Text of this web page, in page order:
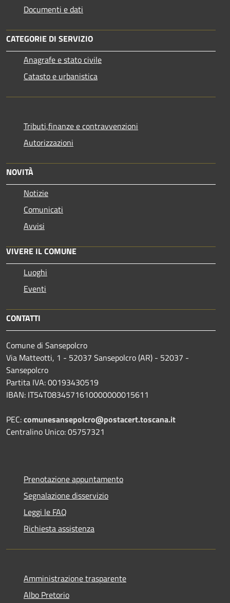
Documenti e dati
CATEGORIE DI SERVIZIO
Anagrafe e stato civile
Catasto e urbanistica
Tributi,finanze e contravvenzioni
Autorizzazioni
NOVITÀ
Notizie
Comunicati
Avvisi
VIVERE IL COMUNE
Luoghi
Eventi
CONTATTI
Comune di Sansepolcro
Via Matteotti, 1 - 52037 Sansepolcro (AR) - 52037 -
Sansepolcro
Partita IVA: 00193430519
IBAN: IT54T0834571610000000015611
PEC:comunesansepolcro@postacert.toscana.it
Centralino Unico: 05757321
Prenotazione appuntamento
Segnalazione disservizio
Leggi le FAQ
Richiesta assistenza
Amministrazione trasparente
Albo Pretorio